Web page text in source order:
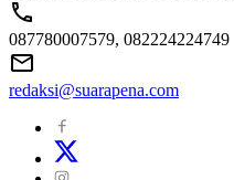
087780007579, 082224224749
redaksi@suarapena.com